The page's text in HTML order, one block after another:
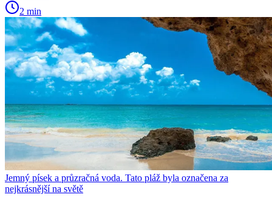
2 min
Jemný písek a průzračná voda. Tato pláž byla označena za
nejkrásnější na světě